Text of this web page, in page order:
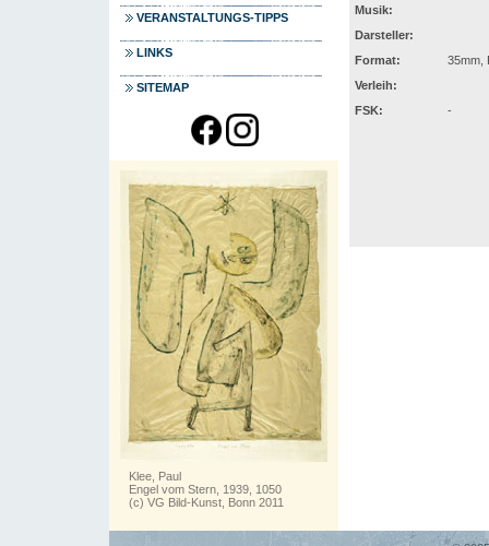
VERANSTALTUNGS-TIPPS
LINKS
SITEMAP
Klee, Paul
Engel vom Stern, 1939, 1050
(c) VG Bild-Kunst, Bonn 2011
Musik:
Darsteller:
Format:
35mm,
Verleih:
FSK:
-